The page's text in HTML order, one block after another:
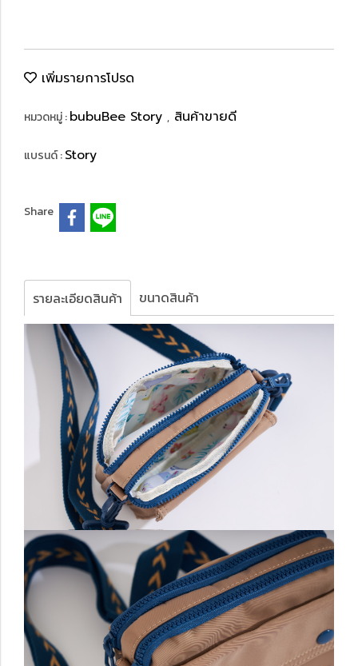
เพิ่มรายการโปรด
หมวดหมู่ :bubuBee Story , สินค้าขายดี
แบรนด์ :Story
Share
รายละเอียดสินค้า ขนาดสินค้า